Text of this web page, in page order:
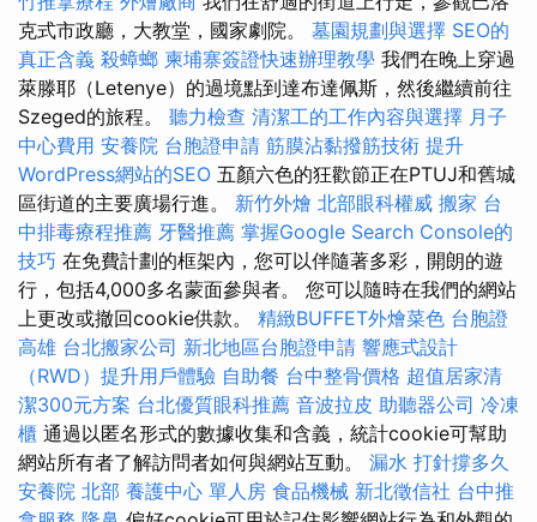
克式市政廳，大教堂，國家劇院。 墓園規劃與選擇 SEO的
真正含義 殺蟑螂 柬埔寨簽證快速辦理教學 我們在晚上穿過
萊滕耶（Letenye）的過境點到達布達佩斯，然後繼續前往
Szeged的旅程。 聽力檢查 清潔工的工作內容與選擇 月子
中心費用 安養院 台胞證申請 筋膜沾黏撥筋技術 提升
WordPress網站的SEO 五顏六色的狂歡節正在PTUJ和舊城
區街道的主要廣場行進。 新竹外燴 北部眼科權威 搬家 台
中排毒療程推薦 牙醫推薦 掌握Google Search Console的
技巧 在免費計劃的框架內，您可以伴隨著多彩，開朗的遊
行，包括4,000多名蒙面參與者。 您可以隨時在我們的網站
上更改或撤回cookie供款。 精緻BUFFET外燴菜色 台胞證
高雄 台北搬家公司 新北地區台胞證申請 響應式設計
（RWD）提升用戶體驗 自助餐 台中整骨價格 超值居家清
潔300元方案 台北優質眼科推薦 音波拉皮 助聽器公司 冷凍
櫃 通過以匿名形式的數據收集和含義，統計cookie可幫助
網站所有者了解訪問者如何與網站互動。 漏水 打針撐多久
安養院 北部 養護中心 單人房 食品機械 新北徵信社 台中推